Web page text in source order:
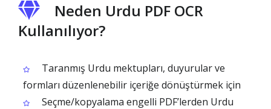
Neden Urdu PDF OCR
Kullanılıyor?
Taranmış Urdu mektupları, duyurular ve
formları düzenlenebilir içeriğe dönüştürmek için
Seçme/kopyalama engelli PDF’lerden Urdu